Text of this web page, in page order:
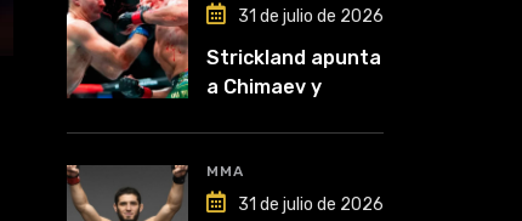
31 de julio de 2026
Strickland apunta
a Chimaev y
desempate tras
su recuperación
MMA
31 de julio de 2026